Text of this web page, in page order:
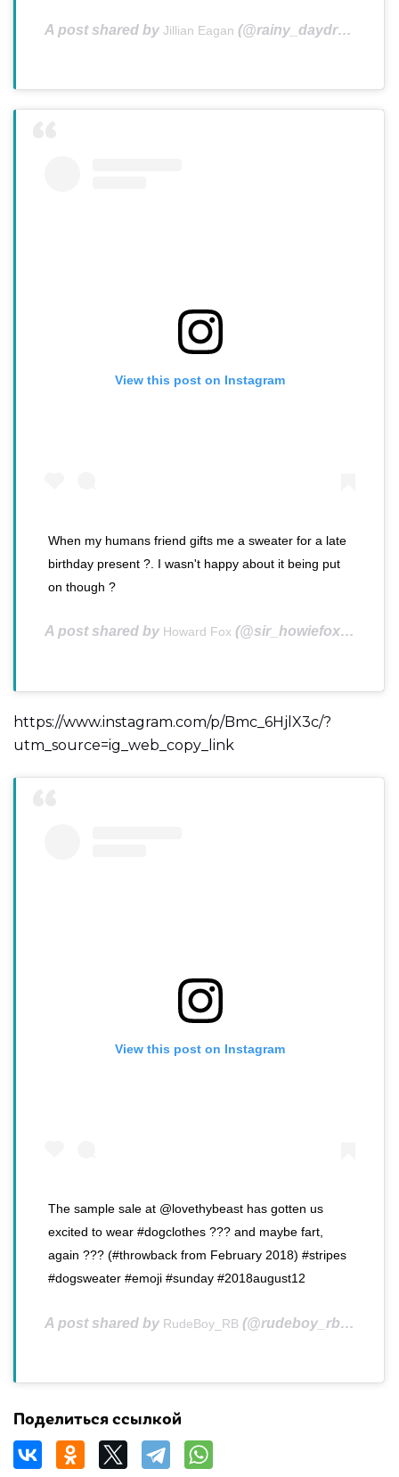
A post shared by Jillian Eagan (@rainy_daydreamy_jill) on
View this post on Instagram
When my humans friend gifts me a sweater for a late
birthday present ?. I wasn't happy about it being put
on though ?
A post shared by Howard Fox (@sir_howiefox) on
https://www.instagram.com/p/Bmc_6HjlX3c/?
utm_source=ig_web_copy_link
View this post on Instagram
The sample sale at @lovethybeast has gotten us
excited to wear #dogclothes ??? and maybe fart,
again ??? (#throwback from February 2018) #stripes
#dogsweater #emoji #sunday #2018august12
A post shared by RudeBoy_RB (@rudeboy_rb) on
Поделиться ссылкой